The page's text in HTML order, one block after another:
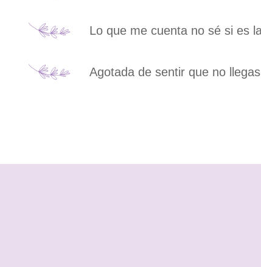
Lo que me cuenta no sé si es
Agotada de sentir que no